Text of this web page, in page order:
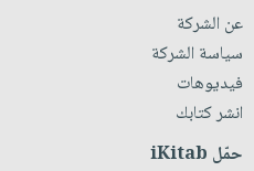
عن الشركة
سياسة الشركة
فيديوهات
انشر كتابك
حمّل iKitab